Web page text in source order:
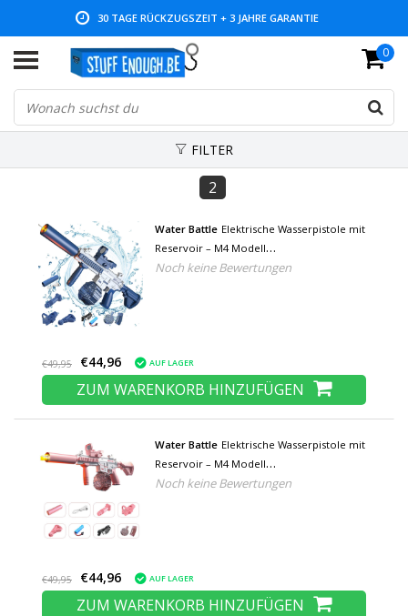
30 TAGE RÜCKZUGSZEIT + 3 JAHRE GARANTIE
NIEDRIGE PREISE UND GROSSE AUSWAHL 0
FILTER
2
Water Battle Elektrische Wasserpistole mit
Reservoir – M4 Modell
Wasserspielzeugpistole Blau
Noch keine Bewertungen
€49,95 €44,96 AUF LAGER
ZUM WARENKORB HINZUFÜGEN
Water Battle Elektrische Wasserpistole mit
Reservoir – M4 Modell
Wasserspielzeugpistole Pink
Noch keine Bewertungen
€49,95 €44,96 AUF LAGER
ZUM WARENKORB HINZUFÜGEN